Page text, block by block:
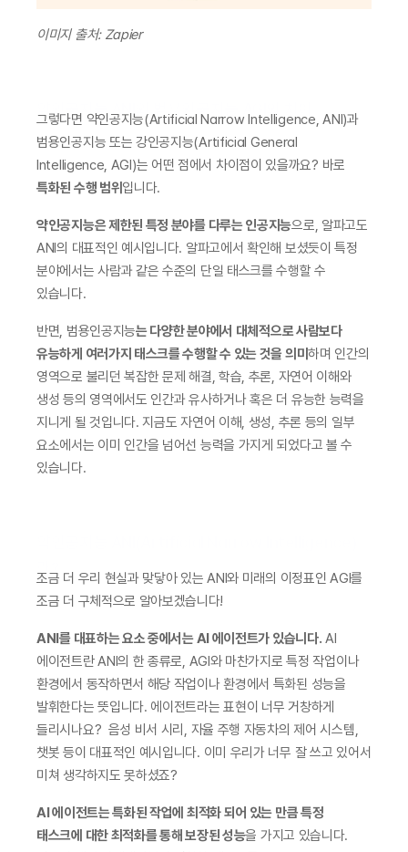
이미지 출처: Zapier
약인공지능 ANI와 범용인공지능 AGI의 차이
그렇다면 약인공지능(Artificial Narrow Intelligence, ANI)과
범용인공지능 또는 강인공지능(Artificial General
특화된 수행 범위 입니다.
약인공지능은 제한된 특정 분야를 다루는 인공지능으로, 알파고도
ANI의 대표적인 예시입니다. 알파고에서 확인해 보셨듯이 특정
분야에서는 사람과 같은 수준의 단일 태스크를 수행할 수
있습니다.
반면, 범용인공지능는 다양한 분야에서 대체적으로 사람보다
유능하게 여러가지 태스크를 수행할 수 있는 것을 의미하며 인간의
영역으로 불리던 복잡한 문제 해결, 학습, 추론, 자연어 이해와
생성 등의 영역에서도 인간과 유사하거나 혹은 더 유능한 능력을
지니게 될 것입니다. 지금도 자연어 이해, 생성, 추론 등의 일부
요소에서는 이미 인간을 넘어선 능력을 가지게 되었다고 볼 수
있습니다.
조금 더 우리 현실과 맞닿아 있는 ANI와 미래의 이정표인 AGI를
조금 더 구체적으로 알아보겠습니다!
ANI를 대표하는 요소 중에서는 AI 에이전트가 있습니다. AI
에이전트란 ANI의 한 종류로, AGI와 마찬가지로 특정 작업이나
환경에서 동작하면서 해당 작업이나 환경에서 특화된 성능을
발휘한다는 뜻입니다. 에이전트라는 표현이 너무 거창하게
들리시나요?  음성 비서 시리, 자율 주행 자동차의 제어 시스템,
챗봇 등이 대표적인 예시입니다. 이미 우리가 너무 잘 쓰고 있어서
미쳐 생각하지도 못하셨죠?
AI 에이전트는 특화된 작업에 최적화 되어 있는 만큼 특정
태스크에 대한 최적화를 통해 보장된 성능을 가지고 있습니다.